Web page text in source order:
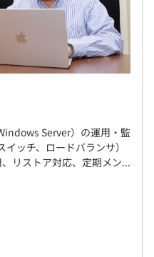
Server）の運用・監
ッチ、ロードバランサ）
リストア対応、定期メン...